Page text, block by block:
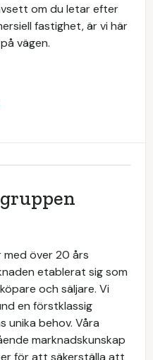
om du letar efter
fastighet, är vi här
vägen.
med över 20 års
etablerat sig som
och säljare. Vi
en förstklassig
unika behov. Våra
marknadskunskap
för att säkerställa att